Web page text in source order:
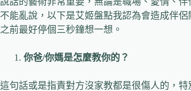
不能亂說，以下是艾姬盤點我認為會造成伴
之前最好停個三秒鐘想一想。
你爸/你媽是怎麼教你的？
這句話或是指責對方沒家教都是很傷人的，